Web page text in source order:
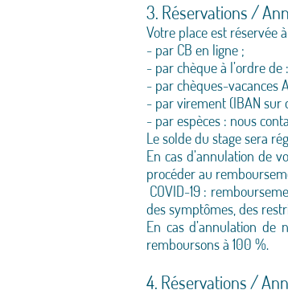
3. Réservations /
Votre place est réservée
- par CB en ligne ;
- par chèque à l’ordre
- par chèques-vacances
- par virement (IBAN sur
- par espèces : nous
Le solde du stage sera
En cas d’annulation de
procéder au
COVID-19 :
des symptômes, des
En cas d’annulation
remboursons à 100 %.
4. Réservations /